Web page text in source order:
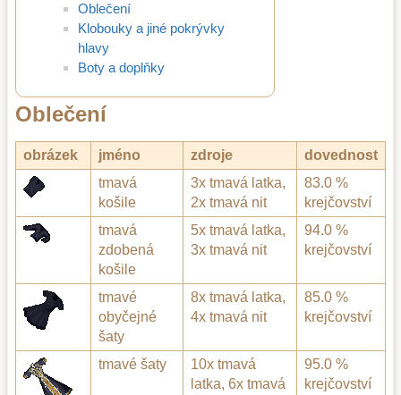
Oblečení
Klobouky a jiné pokrývky
hlavy
Boty a doplňky
Oblečení
obrázek jméno zdroje
dovednost
tmavá
košile
3x tmavá latka,
2x tmavá nit
83.0 %
krejčovství
tmavá
zdobená
košile
5x tmavá latka,
3x tmavá nit
94.0 %
krejčovství
tmavé
obyčejné
šaty
8x tmavá latka,
4x tmavá nit
85.0 %
krejčovství
tmavé šaty
10x tmavá
latka, 6x tmavá
95.0 %
krejčovství